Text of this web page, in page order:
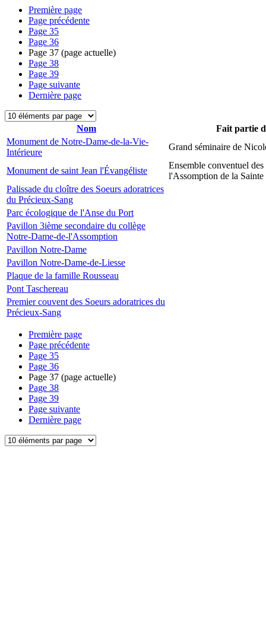
Première page
Page précédente
Page 35
Page 36
Page 37 (page actuelle)
Page 38
Page 39
Page suivante
Dernière page
Nom
Fait partie
Monument de Notre-Dame-de-la-Vie-
Intérieure
Grand séminaire de
Monument de saint Jean l'Évangéliste
Ensemble conventuel des
l'Assomption de la
Palissade du cloître des Soeurs adoratrices
du Précieux-Sang
Parc écologique de l'Anse du Port
Pavillon 3ième secondaire du collège
Notre-Dame-de-l'Assomption
Pavillon Notre-Dame
Pavillon Notre-Dame-de-Liesse
Plaque de la famille Rousseau
Pont Taschereau
Premier couvent des Soeurs adoratrices du
Précieux-Sang
Première page
Page précédente
Page 35
Page 36
Page 37 (page actuelle)
Page 38
Page 39
Page suivante
Dernière page